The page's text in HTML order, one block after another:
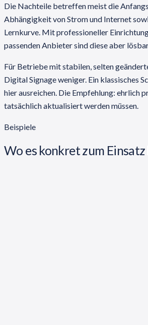
Die Nachteile betreffen meist die
Abhängigkeit von Strom und Internet
Lernkurve. Mit professioneller
passenden Anbieter sind diese aber
Für Betriebe mit stabilen, selten
Digital Signage weniger. Ein klassisches
hier ausreichen. Die Empfehlung: ehrlich
tatsächlich aktualisiert werden müssen.
Beispiele
Wo es konkret zum